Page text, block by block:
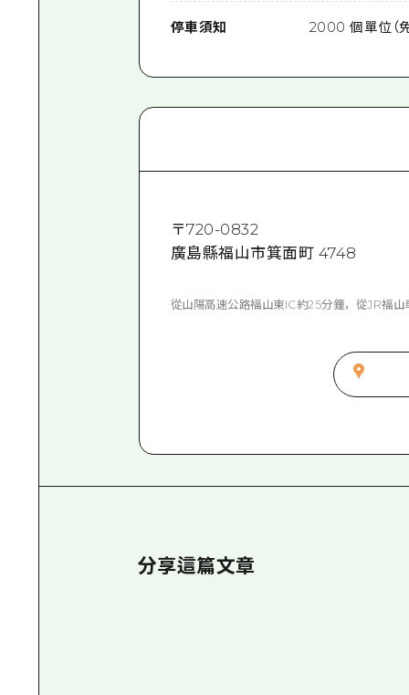
停車須知 2000 個單位（
〒720-0832
廣島縣福山市箕面町 4748
從山陽高速公路福山東IC約25分鐘，從JR福
分享這篇文章